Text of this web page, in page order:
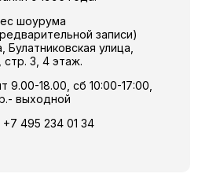
шоурума
записи)
Булатниковская улица,
стр. 3, 4 этаж.
9.00-18.00, сб 10:00-17:00,
выходной
+7 495 234 01 34